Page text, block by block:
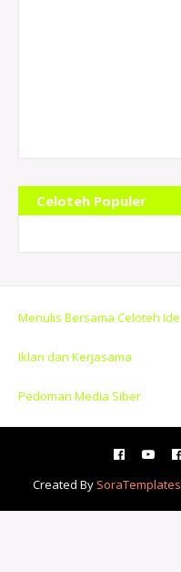
Celoteh Populer
Menulis Bersama Celoteh Ide
Iklan dan Kerjasama
Pedoman Media Siber
Created By SoraTemplates